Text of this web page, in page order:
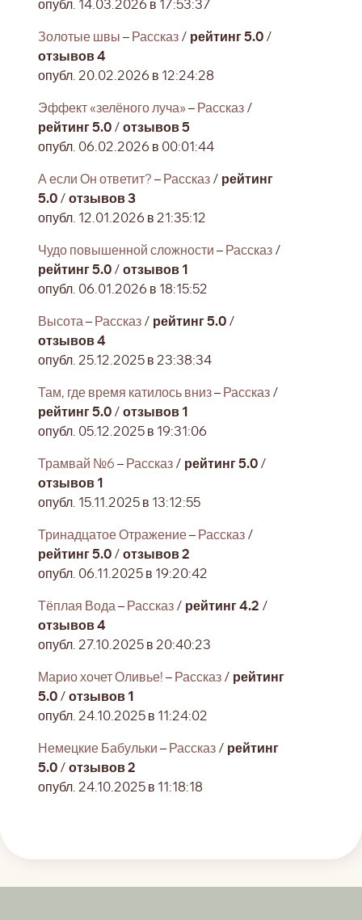
опубл. 14.03.2026 в 17:53:37
Золотые швы – Рассказ / рейтинг 5.0 /
отзывов 4
опубл. 20.02.2026 в 12:24:28
Эффект «зелёного луча»– Рассказ /
рейтинг 5.0 / отзывов 5
опубл. 06.02.2026 в 00:01:44
А если Он ответит? – Рассказ / рейтинг
5.0 / отзывов 3
опубл. 12.01.2026 в 21:35:12
Чудо повышенной сложности – Рассказ /
рейтинг 5.0 / отзывов 1
опубл. 06.01.2026 в 18:15:52
Высота – Рассказ / рейтинг 5.0 /
отзывов 4
опубл. 25.12.2025 в 23:38:34
Там, где время катилось вниз– Рассказ /
рейтинг 5.0 / отзывов 1
опубл. 05.12.2025 в 19:31:06
Трамвай №6 – Рассказ / рейтинг 5.0 /
отзывов 1
опубл. 15.11.2025 в 13:12:55
Тринадцатое Отражение– Рассказ /
рейтинг 5.0 / отзывов 2
опубл. 06.11.2025 в 19:20:42
Тёплая Вода – Рассказ / рейтинг 4.2 /
отзывов 4
опубл. 27.10.2025 в 20:40:23
Марио хочет Оливье! – Рассказ / рейтинг
5.0 / отзывов 1
опубл. 24.10.2025 в 11:24:02
Немецкие Бабульки – Рассказ / рейтинг
5.0 / отзывов 2
опубл. 24.10.2025 в 11:18:18